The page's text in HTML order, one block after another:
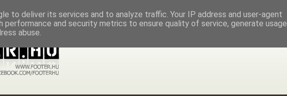
EZMIEZ? IMPRESSZUM SZERZŐI JOGOK
to deliver its services and to analyze traffic. Your IP address and user-agent
performance and security metrics to ensure quality of service, generate usage
abuse.